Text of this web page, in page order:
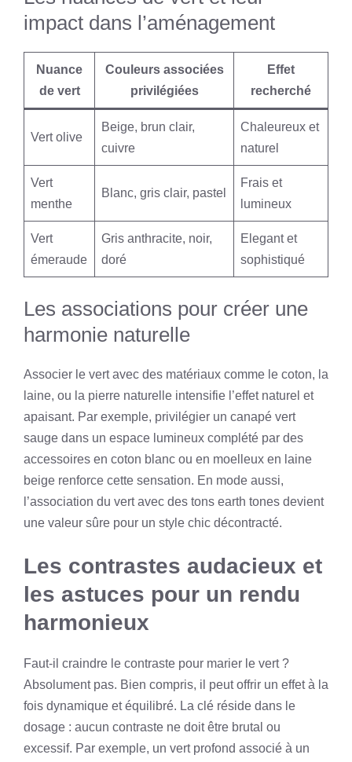
impact dans l’aménagement
Nuance
de vert
Couleurs associées
privilégiées
Effet
recherché
Vert olive
Beige, brun clair,
cuivre
Chaleureux et
naturel
Vert
menthe
Blanc, gris clair, pastel
Frais et
lumineux
Vert
émeraude
Gris anthracite, noir,
doré
Elegant et
sophistiqué
Les associations pour créer une
harmonie naturelle
Associer le vert avec des matériaux comme le coton, la
laine, ou la pierre naturelle intensifie l’effet naturel et
apaisant. Par exemple, privilégier un canapé vert
sauge dans un espace lumineux complété par des
accessoires en coton blanc ou en moelleux en laine
beige renforce cette sensation. En mode aussi,
l’association du vert avec des tons earth tones devient
une valeur sûre pour un style chic décontracté.
Les contrastes audacieux et
les astuces pour un rendu
harmonieux
Faut-il craindre le contraste pour marier le vert ?
Absolument pas. Bien compris, il peut offrir un effet à la
fois dynamique et équilibré. La clé réside dans le
dosage : aucun contraste ne doit être brutal ou
excessif. Par exemple, un vert profond associé à un